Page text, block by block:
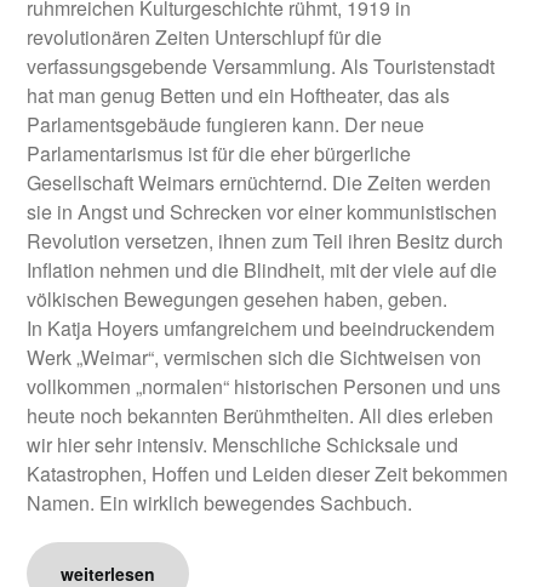
ruhmreichen Kulturgeschichte rühmt, 1919 in
revolutionären Zeiten Unterschlupf für die
verfassungsgebende Versammlung. Als Touristenstadt
hat man genug Betten und ein Hoftheater, das als
Parlamentsgebäude fungieren kann. Der neue
Parlamentarismus ist für die eher bürgerliche
Gesellschaft Weimars ernüchternd. Die Zeiten werden
sie in Angst und Schrecken vor einer kommunistischen
Revolution versetzen, ihnen zum Teil ihren Besitz durch
Inflation nehmen und die Blindheit, mit der viele auf die
völkischen Bewegungen gesehen haben, geben.
In Katja Hoyers umfangreichem und beeindruckendem
Werk „Weimar“, vermischen sich die Sichtweisen von
vollkommen „normalen“ historischen Personen und uns
heute noch bekannten Berühmtheiten. All dies erleben
wir hier sehr intensiv. Menschliche Schicksale und
Katastrophen, Hoffen und Leiden dieser Zeit bekommen
Namen. Ein wirklich bewegendes Sachbuch.
weiterlesen